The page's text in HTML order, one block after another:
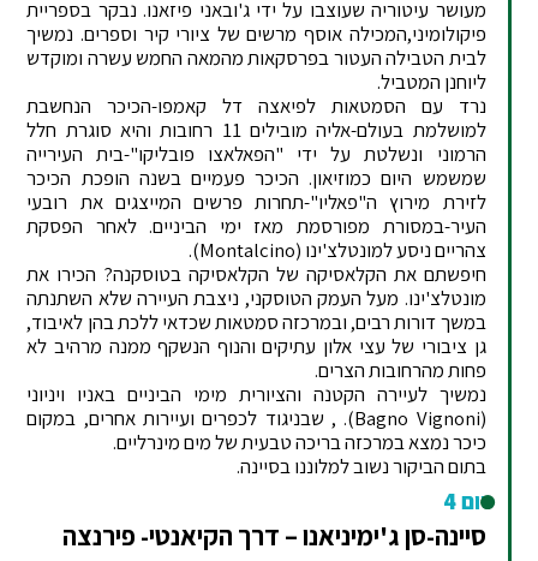
מעושר עיטוריה שעוצבו על ידי ג'ובאני פיזאנו. נבקר בספריית
פיקולומיני,המכילה אוסף מרשים של ציורי קיר וספרים. נמשיך
לבית הטבילה העטור בפרסקאות מהמאה החמש עשרה ומוקדש
ליוחנן המטביל.
נרד עם הסמטאות לפיאצה דל קאמפו-הכיכר הנחשבת
למושלמת בעולם-אליה מובילים 11 רחובות והיא סוגרת חלל
הרמוני ונשלטת על ידי "הפאלאצו פובליקו"-בית העירייה
שמשמש היום כמוזיאון. הכיכר פעמיים בשנה הופכת הכיכר
לזירת מירוץ ה"פאליו"-תחרות פרשים המייצגים את רובעי
העיר-במסורת מפורסמת מאז ימי הביניים. לאחר הפסקת
צהריים ניסע למונטלצ'ינו (Montalcino).
חיפשתם את הקלאסיקה של הקלאסיקה בטוסקנה? הכירו את
מונטלצ'ינו. מעל העמק הטוסקני, ניצבת העיירה שלא השתנתה
במשך דורות רבים, ובמרכזה סמטאות שכדאי ללכת בהן לאיבוד,
גן ציבורי של עצי אלון עתיקים והנוף הנשקף ממנה מרהיב לא
פחות מהרחובות הצרים.
נמשיך לעיירה הקטנה והציורית מימי הביניים באניו ויניוני
(Bagno Vignoni). , שבניגוד לכפרים ועיירות אחרים, במקום
כיכר נמצא במרכזה בריכה טבעית של מים מינרליים.
בתום הביקור נשוב למלוננו בסיינה.
יום 4
סיינה-סן ג'ימיניאנו – דרך הקיאנטי- פירנצה